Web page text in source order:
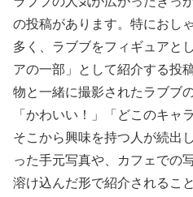
の投稿があります。特におし
多く、ラブブをフィギュアと
アの一部」として紹介する投
物と一緒に撮影されたラブブ
「かわいい！」「どこのキャ
そこから興味を持つ人が続出
った手元写真や、カフェでの
溶け込んだ形で紹介されるこ